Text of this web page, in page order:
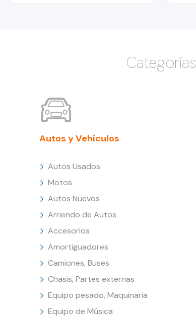
Categorías
Autos y Vehículos
Autos Usados
Motos
Autos Nuevos
Arriendo de Autos
Accesorios
Amortiguadores
Camiones, Buses
Chasis, Partes externas
Equipo pesado, Maquinaria
Equipo de Música